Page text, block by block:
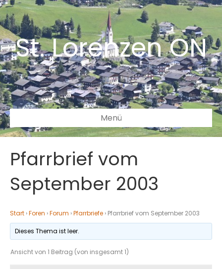
St. Lorenzen ON
Menü
Pfarrbrief vom
September 2003
Start ›Foren ›Forum ›Pfarrbriefe › Pfarrbrief vom September 2003
Dieses Thema ist leer.
Ansicht von 1 Beitrag (von insgesamt 1)